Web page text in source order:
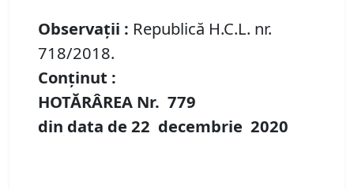
Observații : Republică H.C.L. nr.
718/2018.
Conținut :
HOTĂRÂREA Nr. 779
din data de 22 decembrie 2020